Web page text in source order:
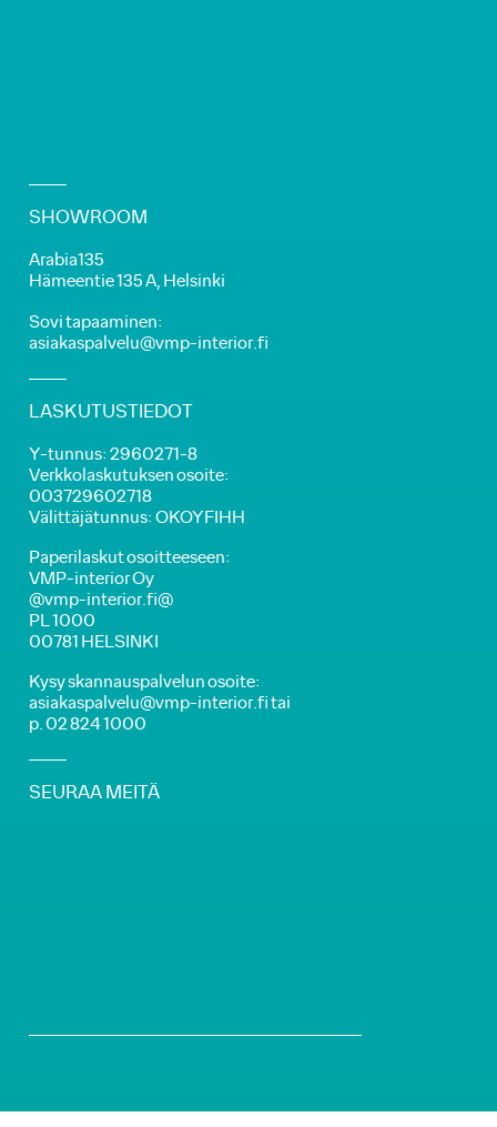
SHOWROOM
Arabia135
Hämeentie 135 A, Helsinki
Sovi tapaaminen:
asiakaspalvelu@vmp-interior.fi
LASKUTUSTIEDOT
Y-tunnus: 2960271-8
Verkkolaskutuksen osoite:
003729602718
Välittäjätunnus: OKOYFIHH
Paperilaskut osoitteeseen:
VMP-interior Oy
@vmp-interior.fi@
PL 1000
00781 HELSINKI
Kysy skannauspalvelun osoite:
asiakaspalvelu@vmp-interior.fi tai
p. 02 824 1000
SEURAA MEITÄ